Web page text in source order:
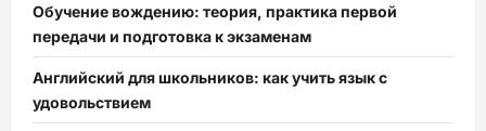
Обучение вождению: теория, практика первой
передачи и подготовка к экзаменам
Английский для школьников: как учить язык с
удовольствием